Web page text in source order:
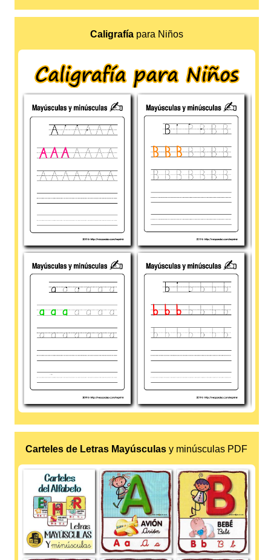
Caligrafíapara Niños
Carteles de Letras Mayúsculas y minúsculas PDF